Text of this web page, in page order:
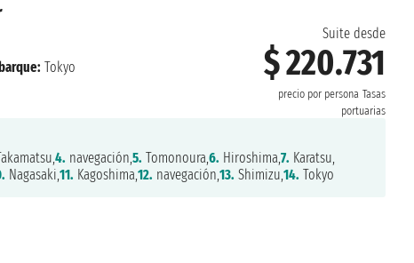
Suite desde
$ 220.731
precio por persona Tasas
portuarias
Tokyo
4. navegación,5. Tomonoura,6. Hiroshima,7. Karatsu,
Nagasaki,11. Kagoshima,12. navegación,13. Shimizu,14. Tokyo